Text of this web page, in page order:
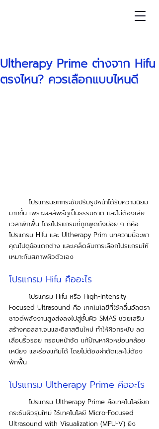
Ultherapy Prime ต่างจาก Hifu
ตรงไหน? ควรเลือกแบบไหนดี
มากขึ้น เพราะผลลัพธ์ดูเป็นธรรมชาติ และไม่ต้องเสีย
เวลาพักฟื้น โดยโปรแกรมที่ถูกพูดถึงบ่อย ๆ ก็คือ
โปรแกรม Hifu และ Ultherapy Prim บทความนี้จะพา
คุณไปดูข้อแตกต่าง และเคล็ดลับการเลือกโปรแกรมให้
เหมาะกับสภาพผิวตัวเอง
โปรแกรม Hifu คืออะไร
โปรแกรม Hifu หรือ High-Intensity
Focused Ultrasound คือ เทคโนโลยีที่ใช้คลื่นอัลตรา
ซาวด์พลังงานสูงส่งลงไปสู่ชั้นผิว SMAS ช่วยเสริม
สร้างคอลลาเจนและอิลาสตินใหม่ ทำให้ผิวกระชับ ลด
เลือนริ้วรอย กรอบหน้าชัด แก้ปัญหาผิวหย่อนคล้อย
เหนียง และร่องแก้มได้ โดยไม่ต้องผ่าตัดและไม่ต้อง
พักฟื้น
โปรแกรม Ultherapy Prime คืออะไร
กระชับผิวรุ่นใหม่ ใช้เทคโนโลยี Micro-Focused
Ultrasound with Visualization (MFU-V) ยิง